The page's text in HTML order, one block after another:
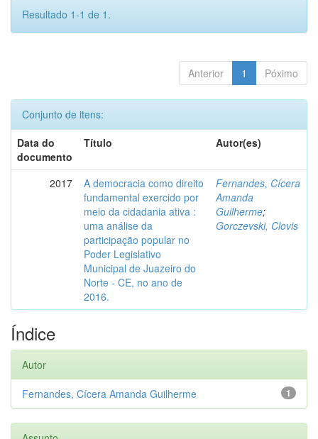
Resultado 1-1 de 1.
Anterior 1 Póximo
Conjunto de itens:
Data do
documento
Título Autor(es)
2017
A democracia como direito
fundamental exercido por
meio da cidadania ativa :
uma análise da
participação popular no
Poder Legislativo
Municipal de Juazeiro do
Norte - CE, no ano de
2016.
Fernandes, Cícera
Amanda
Guilherme;
Gorczevski, Clovis
Índice
Autor
1
Fernandes, Cícera Amanda Guilherme